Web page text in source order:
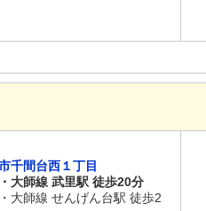
千間台西１丁目
大師線 武里駅 徒歩20分
大師線 せんげん台駅 徒歩2